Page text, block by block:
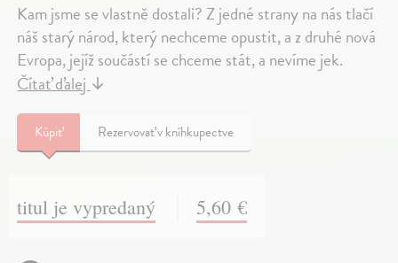
Kam jsme se vlastně dostali? Z jedné strany na nás tlačí
náš starý národ, který nechceme opustit, a z druhé nová
Evropa, jejíž součástí se chceme stát, a nevíme jek.
Čítať ďalej↓
Kúpiť Rezervovať v kníhkupectve
titul je vypredaný 5,60 €